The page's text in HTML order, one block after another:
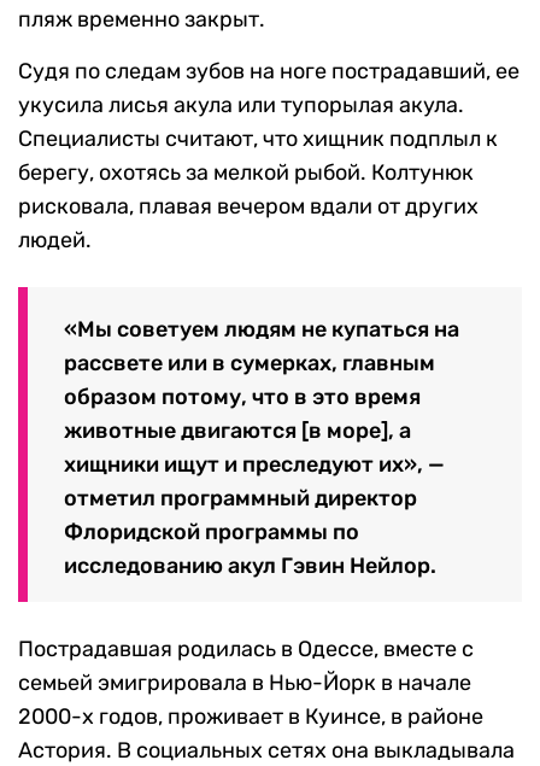
пляж временно закрыт.
Судя по следам зубов на ноге пострадавший, ее
укусила лисья акула или тупорылая акула.
Специалисты считают, что хищник подплыл к
берегу, охотясь за мелкой рыбой. Колтунюк
рисковала, плавая вечером вдали от других
людей.
«Мы советуем людям не купаться на
рассвете или в сумерках, главным
образом потому, что в это время
животные двигаются [в море], а
хищники ищут и преследуют их», —
отметил программный директор
Флоридской программы по
исследованию акул Гэвин Нейлор.
Пострадавшая родилась в Одессе, вместе с
семьей эмигрировала в Нью-Йорк в начале
2000-х годов, проживает в Куинсе, в районе
Астория. В социальных сетях она выкладывала